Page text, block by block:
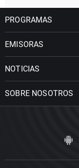
PROGRAMAS
EMISORAS
NOTICIAS
SOBRE NOSOTROS